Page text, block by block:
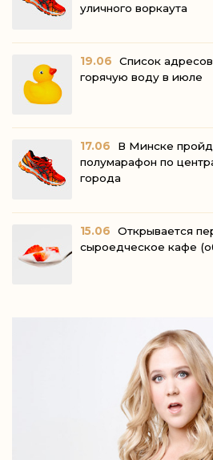
уличного
19.06
Список
горячую воду
17.06
В Минске
полумарафон по
города
15.06
Открывается
сыроедческое кафе